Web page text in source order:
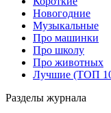
Новогодние
Музыкальные
Про машинки
Про школу
Про животных
Лучшие (ТОП
Разделы журнала